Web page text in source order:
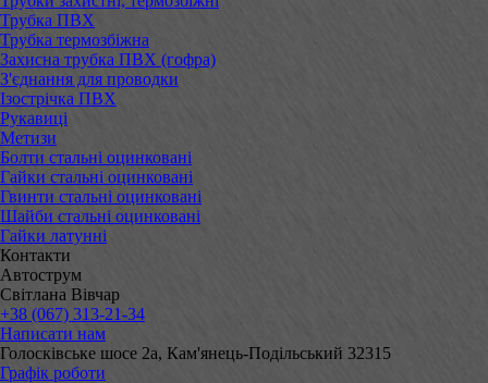
Трубка ПВХ
Трубка термозбіжна
Захисна трубка ПВХ (гофра)
З'єднання для проводки
Ізострічка ПВХ
Рукавиці
Метизи
Болти стальні оцинковані
Гайки стальні оцинковані
Гвинти стальні оцинковані
Шайби стальні оцинковані
Гайки латунні
Контакти
Автострум
Світлана Вівчар
+38 (067) 313-21-34
Написати нам
Голосківське шосе 2а, Кам'янець-Подільський 32315
Графік роботи